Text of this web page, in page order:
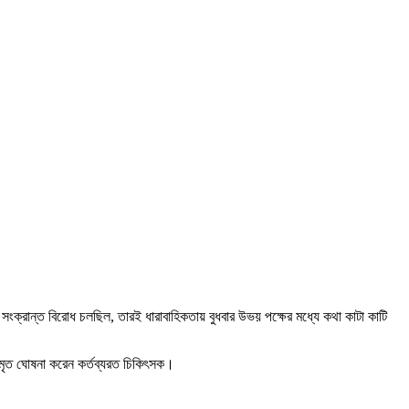
বিরোধ চলছিল, তারই ধারাবাহিকতায় বুধবার উভয় পক্ষের মধ্যে কথা কাটা কাটি
ঘোষনা করেন কর্তব্যরত চিকিৎসক।